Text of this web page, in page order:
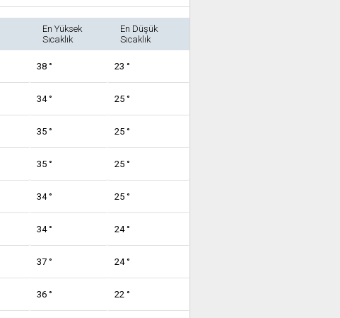
En Yüksek
Sıcaklık
En Düşük
Sıcaklık
38 ° 23 °
34 ° 25 °
35 ° 25 °
35 ° 25 °
34 ° 25 °
34 ° 24 °
37 ° 24 °
36 ° 22 °